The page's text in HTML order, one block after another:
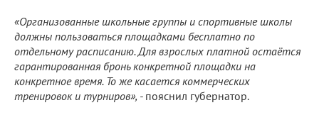
«Организованные школьные группы и спортивные школы
должны пользоваться площадками бесплатно по
отдельному расписанию. Для взрослых платной остаётся
гарантированная бронь конкретной площадки на
конкретное время. То же касается коммерческих
тренировок и турниров», - пояснил губернатор.